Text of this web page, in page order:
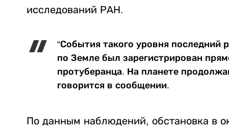
исследований РАН.
“События такого уровня последний
по Земле был зарегистрирован
протуберанца. На планете
говорится в сообщении.
По данным наблюдений, обстановка в